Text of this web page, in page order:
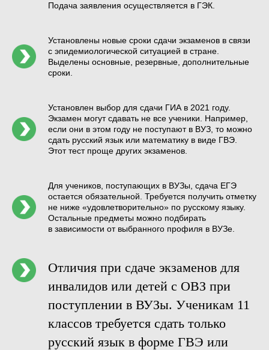
Подача заявления осуществляется в ГЭК.
Установлены новые сроки сдачи экзаменов в связи
с эпидемиологической ситуацией в стране.
Выделены основные, резервные, дополнительные
сроки.
Установлен выбор для сдачи ГИА в 2021 году.
Экзамен могут сдавать не все ученики. Например,
если они в этом году не поступают в ВУЗ, то можно
сдать русский язык или математику в виде ГВЭ.
Этот тест проще других экзаменов.
Для учеников, поступающих в ВУЗы, сдача ЕГЭ
остается обязательной. Требуется получить отметку
не ниже «удовлетворительно» по русскому языку.
Остальные предметы можно подбирать
в зависимости от выбранного профиля в ВУЗе.
Отличия при сдаче экзаменов для
инвалидов или детей с ОВЗ при
поступлении в ВУЗы. Ученикам 11
классов требуется сдать только
русский язык в форме ГВЭ или